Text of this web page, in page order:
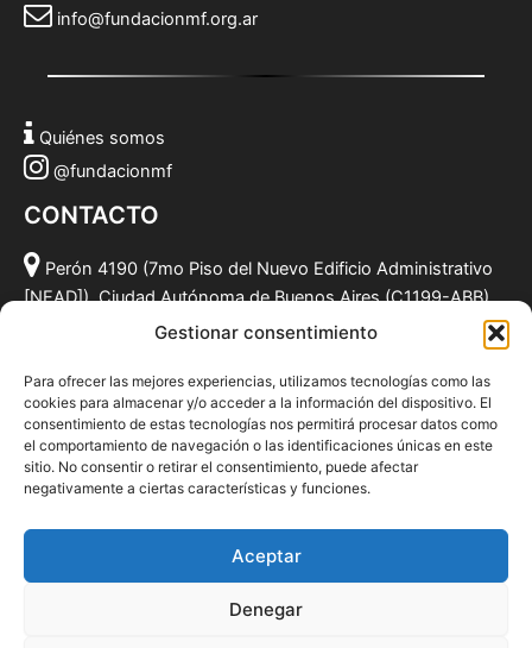
Gestionar consentimiento
Para ofrecer las mejores experiencias, utilizamos tecnologías como las
cookies para almacenar y/o acceder a la información del dispositivo. El
consentimiento de estas tecnologías nos permitirá procesar datos como
el comportamiento de navegación o las identificaciones únicas en este
sitio. No consentir o retirar el consentimiento, puede afectar
negativamente a ciertas características y funciones.
Aceptar
Denegar
info@fundacionmf.org.ar
Quiénes somos
@fundacionmf
CONTACTO
Perón 4190 (7mo Piso del Nuevo Edificio Administrativo
[NEAD]), Ciudad Autónoma de Buenos Aires (C1199-ABB),
info@fundacionmf.org.ar
Politica de privacidad